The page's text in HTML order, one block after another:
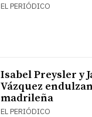
EL PERIÓDICO
Isabel Preysler y
Vázquez
madrileña
EL PERIÓDICO